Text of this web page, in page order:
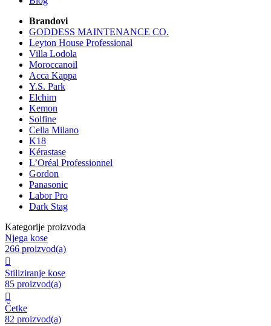
Brandovi
GODDESS MAINTENANCE CO.
Leyton House Professional
Villa Lodola
Moroccanoil
Acca Kappa
Y.S. Park
Elchim
Kemon
Solfine
Cella Milano
K18
Kérastase
L’Oréal Professionnel
Gordon
Panasonic
Labor Pro
Dark Stag
Kategorije proizvoda
Njega kose
266 proizvod(a)

Stiliziranje kose
85 proizvod(a)

Četke
82 proizvod(a)